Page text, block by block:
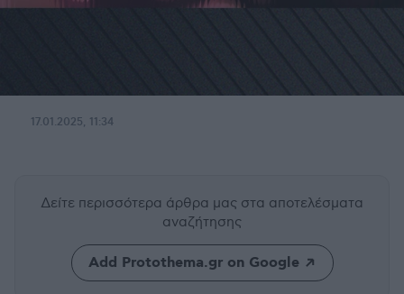
17.01.2025, 11:34
Δείτε περισσότερα άρθρα μας στα αποτελέσματα
αναζήτησης
Add Protothema.gr on Google